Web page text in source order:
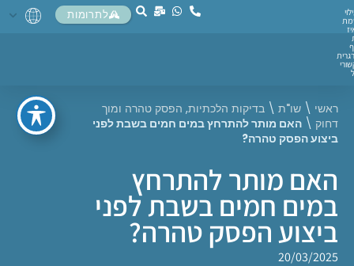
לתרומות
ראשי \ שו"ת \ בדיקות הלכתיות, הפסק טהרה ומוך
דחוק \ האם מותר להתרחץ במים חמים בשבת לפני
ביצוע הפסק טהרה?
האם מותר להתרחץ
במים חמים בשבת לפני
ביצוע הפסק טהרה?
20/03/2025